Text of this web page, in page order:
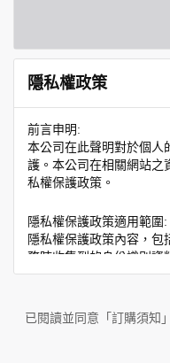
隱私權政策
前言申明:
本公司在此聲明對於個人
護。本公司在相關網站之
私權保護政策。
隱私權保護政策適用範圍:
隱私權保護政策內容，包
務時收集到的身份識別資
作與本公司合作時分享的
人員。例如您透過本公司
放連結的廠商也可能蒐
人資訊，這些廣告廠商或
已閱讀並同意「訂購須知